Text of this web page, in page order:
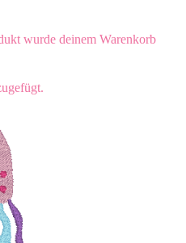
wurde deinem Warenkorb